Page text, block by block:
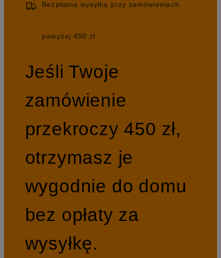
Bezpłatna wysyłka przy zamówieniach
powyżej 450 zł
Jeśli Twoje
zamówienie
przekroczy 450 zł,
otrzymasz je
wygodnie do domu
bez opłaty za
wysyłkę.